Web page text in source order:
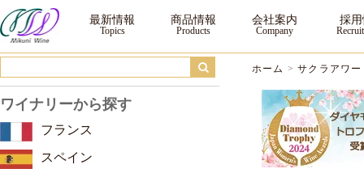
サクラアワード2024 ゴールド ｜三国ワイン
最新情報 商品情報 会社案内 採
ホーム >サクラアワー
ワイナリーから探す
フランス
スペイン